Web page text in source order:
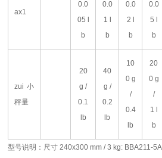
ax1
0.0
05 l
b
0.0
1 l
b
0.0
2 l
b
0.0
5 l
b
zui小
秤量
20
g /
0.1
lb
40
g /
0.2
lb
10
0 g
/
0.4
lb
20
0 g
/
1 l
b
型号说明：尺寸 240x300 mm / 3 kg: BBA211-